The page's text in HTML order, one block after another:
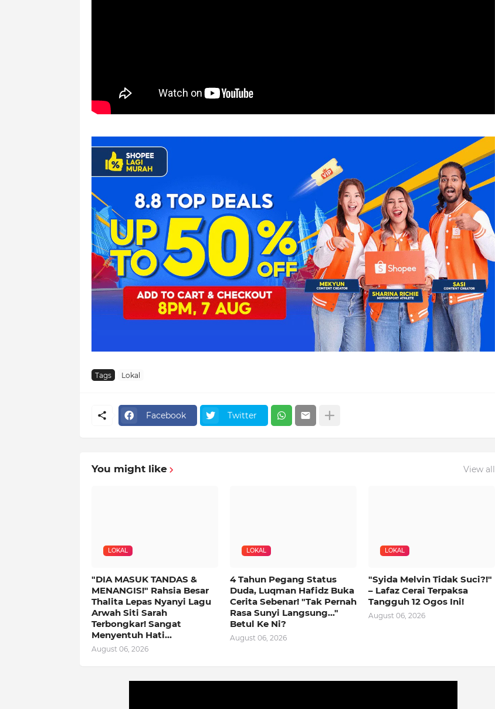
Tags Lokal
Facebook Twitter
You might like View all
LOKAL
"DIA MASUK TANDAS &
MENANGIS!" Rahsia Besar
Thalita Lepas Nyanyi Lagu
Arwah Siti Sarah
Terbongkar! Sangat
Menyentuh Hati...
August 06, 2026
LOKAL
4 Tahun Pegang Status
Duda, Luqman Hafidz Buka
Cerita Sebenar! "Tak Pernah
Rasa Sunyi Langsung..."
Betul Ke Ni?
August 06, 2026
LOKAL
"Syida Melvin Tidak Suci?!"
– Lafaz Cerai Terpaksa
Tangguh 12 Ogos Ini!
August 06, 2026